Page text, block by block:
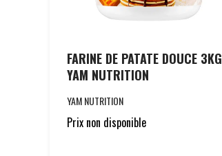
FARINE DE PATATE DOUCE 3KG
YAM NUTRITION
YAM NUTRITION
Prix non disponible